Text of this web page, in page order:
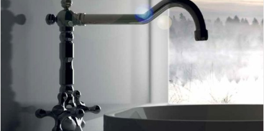
بررسی شیرآلات ایتالیایی کلاسیک (REVIVAL COLLECTION)